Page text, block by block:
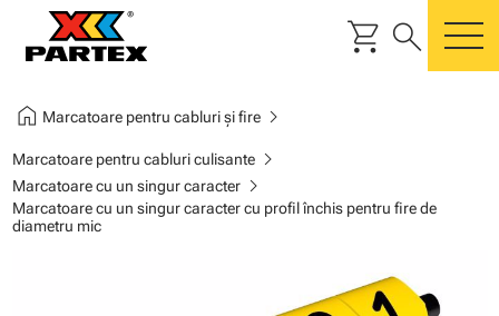
shopping_cart search
home Marcatoare pentru cabluri și firechevron_right
Marcatoare pentru cabluri culisantechevron_right
Marcatoare cu un singur caracterchevron_right
Marcatoare cu un singur caracter cu profil închis pentru fire de
diametru mic